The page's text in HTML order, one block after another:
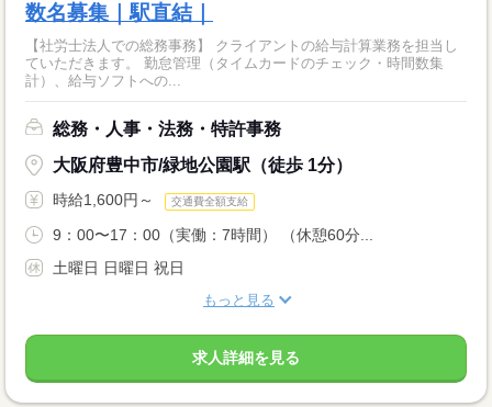
数名募集｜駅直結｜
【社労士法人での総務事務】 クライアントの給与計算業務を担当し
ていただきます。 勤怠管理（タイムカードのチェック・時間数集
計）、給与ソフトへの...
総務・人事・法務・特許事務
大阪府豊中市/緑地公園駅（徒歩 1分）
時給1,600円～ 交通費全額支給
9：00〜17：00（実働：7時間） （休憩60分...
土曜日 日曜日 祝日
もっと見る
求人詳細を見る